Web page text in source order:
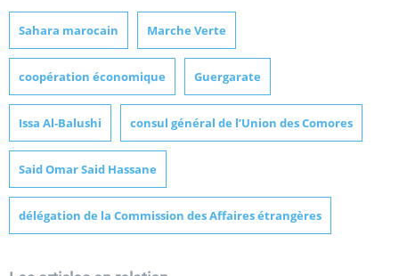
Sahara marocain Marche Verte
coopération économique Guergarate
Issa Al-Balushi consul général de l’Union des Comores
Said Omar Said Hassane
délégation de la Commission des Affaires étrangères